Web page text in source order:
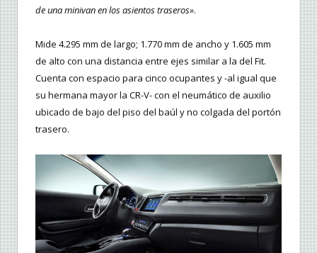
de una minivan en los asientos traseros».
Mide 4.295 mm de largo; 1.770 mm de ancho y 1.605 mm
de alto con una distancia entre ejes similar a la del Fit.
Cuenta con espacio para cinco ocupantes y -al igual que
su hermana mayor la CR-V- con el neumático de auxilio
ubicado de bajo del piso del baúl y no colgada del portón
trasero.